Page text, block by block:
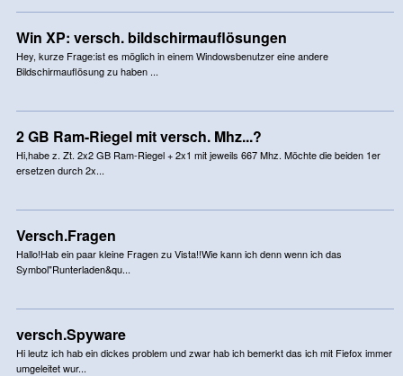
Win XP: versch. bildschirmauflösungen
Hey, kurze Frage:ist es möglich in einem Windowsbenutzer eine andere
Bildschirmauflösung zu haben ...
2 GB Ram-Riegel mit versch. Mhz...?
Hi,habe z. Zt. 2x2 GB Ram-Riegel + 2x1 mit jeweils 667 Mhz. Möchte die beiden 1er
ersetzen durch 2x...
Versch.Fragen
Hallo!Hab ein paar kleine Fragen zu Vista!!Wie kann ich denn wenn ich das
Symbol"Runterladen&qu...
versch.Spyware
Hi leutz ich hab ein dickes problem und zwar hab ich bemerkt das ich mit Fiefox immer
umgeleitet wur...